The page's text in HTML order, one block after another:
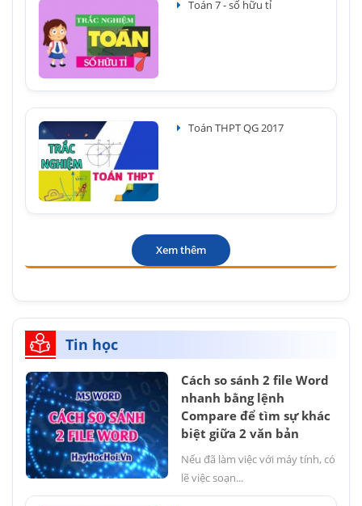
Toán 7 - số hữu tỉ
Toán THPT QG 2017
Xem thêm
Tin học
Cách so sánh 2 file Word
nhanh bằng lệnh
Compare để tìm sự khác
biệt giữa 2 văn bản
Nếu đã làm việc với máy tính, có
lẽ việc soạn...